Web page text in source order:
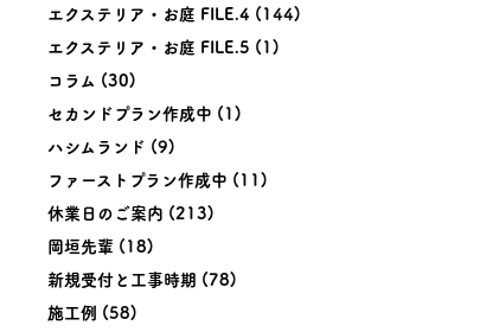
エクステリア・お庭 FILE.4 (144)
エクステリア・お庭 FILE.5 (1)
コラム (30)
セカンドプラン作成中 (1)
ハシムランド (9)
ファーストプラン作成中 (11)
休業日のご案内 (213)
岡垣先輩 (18)
新規受付と工事時期 (78)
施工例 (58)